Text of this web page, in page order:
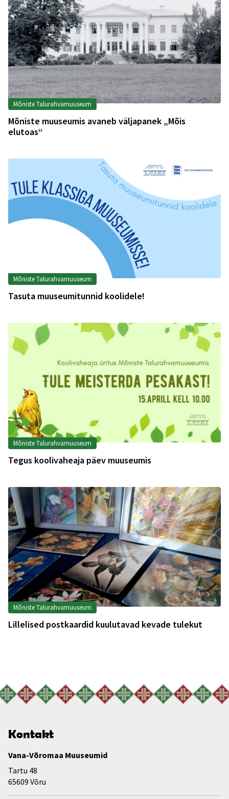
Mõniste Talurahvamuuseum
Mõniste muuseumis avaneb väljapanek „Mõis
elutoas“
Mõniste Talurahvamuuseum
Tasuta muuseumitunnid koolidele!
Mõniste Talurahvamuuseum
Tegus koolivaheaja päev muuseumis
Mõniste Talurahvamuuseum
Lillelised postkaardid kuulutavad kevade tulekut
Kontakt
Vana-Võromaa Muuseumid
Tartu 48
65609 Võru